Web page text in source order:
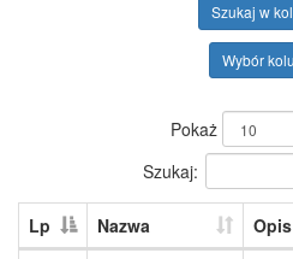
Szukaj w
Wybór
Pokaż
Szukaj:
Lp Nazwa Opis